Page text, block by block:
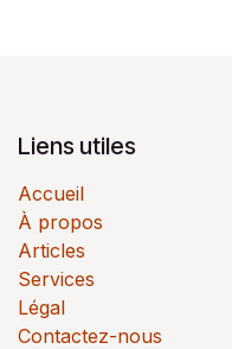
Liens utiles
Accueil
À propos
Articles
Services
Légal
Contactez-nous